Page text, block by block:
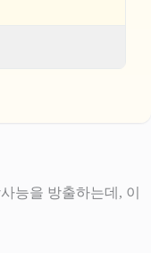
능을 방출하는데, 이